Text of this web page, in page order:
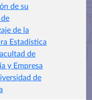
de su
de la
Estadística
de
y Empresa
de